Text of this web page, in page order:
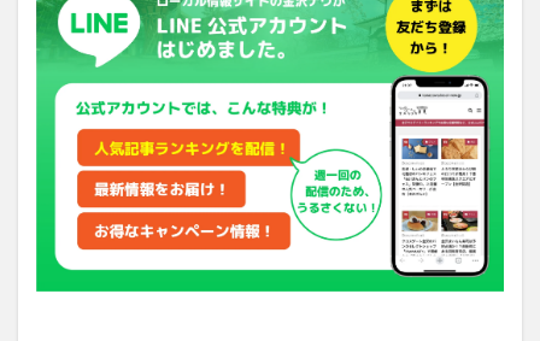
2
各
地の
『RP』
で「自
分らし
アピー
ント
情報